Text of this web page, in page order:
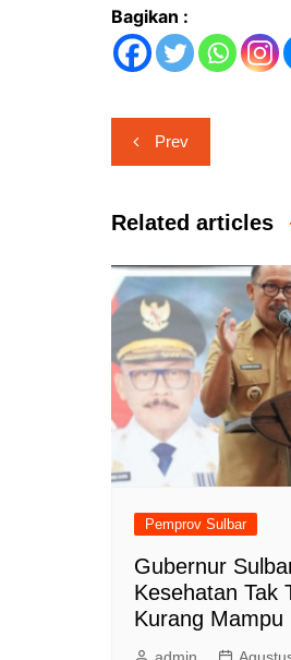
Bagikan :
Navigasi
pos
Prev
Related articles
Pemprov Sulbar
Gubernur
Kesehatan Tak
Kurang Mampu